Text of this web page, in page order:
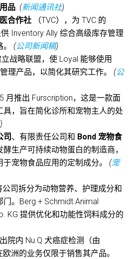
品. (新闻通讯社)
合作社
（TVC），为 TVC 的
Inventory Ally 综合高级库存管理
(公司新闻稿)
战略联盟，使 Loyal 能够使用
理产品，以简化其研究工作。
(公
月推出 Furscription，这是一款面
具，旨在简化诊所和宠物主人的处
)
司 、有限责任公司和 Bond 宠物食
生产可持续动物蛋白的制造商，
宠物食品应用的定制成分。 (宠
公司拆分为动物营养、护理成分和
。Berg + Schmidt Animal
KG 提供优化和功能性饲料成分的
院内 Nu.Q 犬癌症检测（由
洲的业务仅限于销售其产品。